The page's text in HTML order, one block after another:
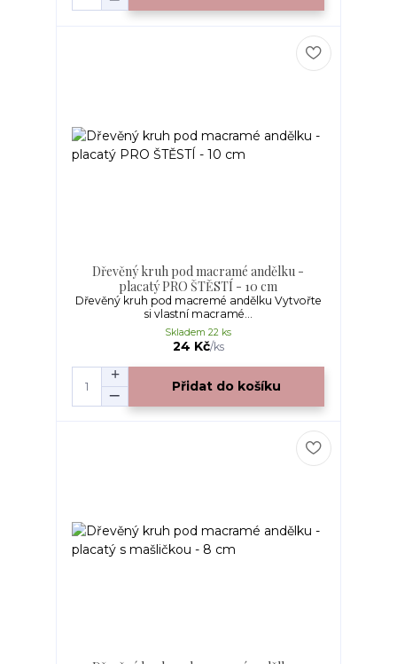
Dřevěný kruh pod macramé andělku -
placatý PRO ŠTĚSTÍ - 10 cm
Dřevěný kruh pod macremé andělku Vytvořte
si vlastní macramé...
24 Kč/ks
Skladem 22 ks
Přidat do košíku